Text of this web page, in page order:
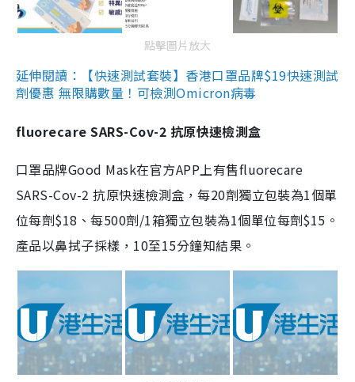
點擊圖片放大
延伸閱讀：【快速測試套裝】香港口罩品牌$19快速測試
劑優惠 無限購數量！可檢測Omicron病毒
fluorecare SARS-Cov-2 抗原快速檢測盒
口罩品牌Good Mask在官方APP上有售fluorecare
SARS-Cov-2 抗原快速檢測盒，每20劑獨立包裝為1個單
位每劑$18、每500劑/1箱獨立包裝為1個單位每劑$15。
產品以鼻拭子採樣，10至15分鐘知結果。